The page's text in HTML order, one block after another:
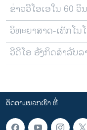
ຂ່າວວີໂອເອໃນ 60 ວິ
ວິທະຍາສາດ-ເທັກໂນ
ວີດີໂອ ອັງກິດສຳລັບລ
ຕິດຕາມພວກເຮົາ ທີ່